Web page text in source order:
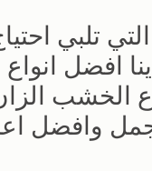
تلبي
افضل
الخشب
وافضل